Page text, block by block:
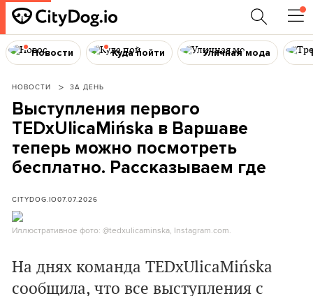
Новости Куда пойти Уличная мода
НОВОСТИ ЗА ДЕНЬ
Выступления первого
TEDxUlicaMińska в Варшаве
теперь можно посмотреть
бесплатно. Рассказываем где
CITYDOG.IO07.07.2026
Иллюстративное фото: @tedxulicaminska, Instagram.com.
На днях команда TEDxUlicaMińska
сообщила, что все выступления с